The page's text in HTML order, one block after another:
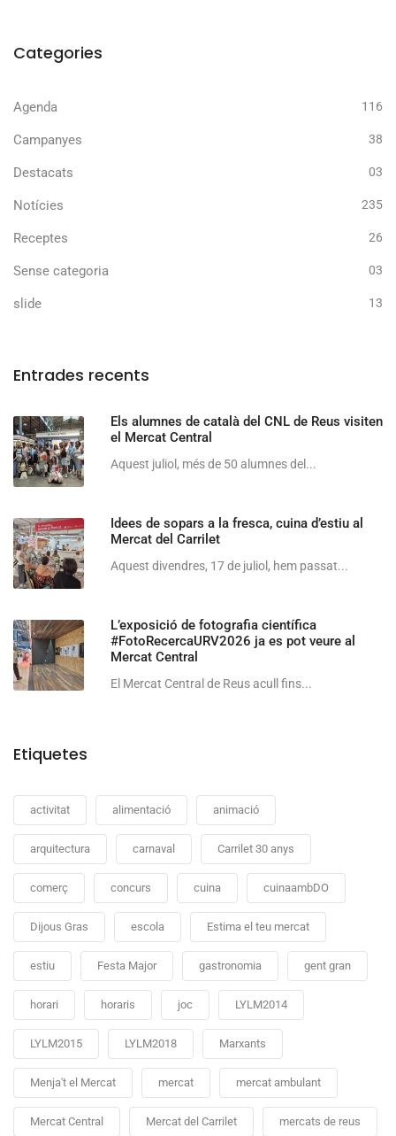
Categories
Agenda 116
Campanyes 38
Destacats 03
Notícies 235
Receptes 26
Sense categoria 03
slide 13
Entrades recents
Els alumnes de català del CNL de Reus visiten
el Mercat Central
Aquest juliol, més de 50 alumnes del...
Idees de sopars a la fresca, cuina d’estiu al
Mercat del Carrilet
Aquest divendres, 17 de juliol, hem passat...
L’exposició de fotografia científica
#FotoRecercaURV2026 ja es pot veure al
Mercat Central
El Mercat Central de Reus acull fins...
Etiquetes
activitat alimentació animació
arquitectura carnaval Carrilet 30 anys
comerç concurs cuina cuinaambDO
Dijous Gras escola Estima el teu mercat
estiu Festa Major gastronomia gent gran
horari horaris joc LYLM2014
LYLM2015 LYLM2018 Marxants
Menja't el Mercat mercat mercat ambulant
Mercat Central Mercat del Carrilet mercats de reus